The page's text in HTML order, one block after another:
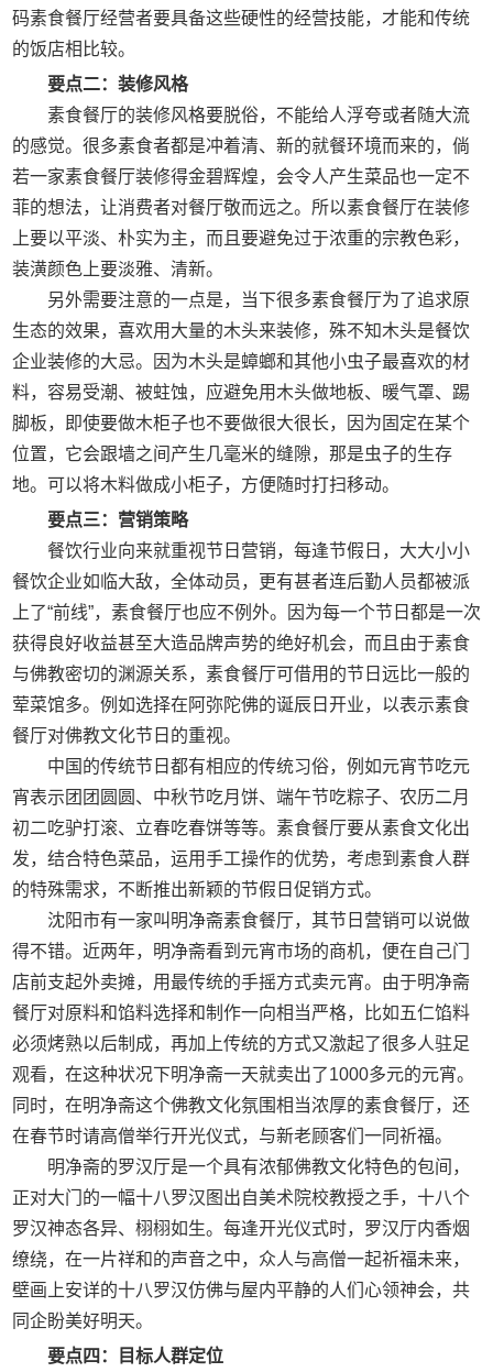
码素食餐厅经营者要具备这些硬性的经营技能，才能和传统
的饭店相比较。
要点二：装修风格
素食餐厅的装修风格要脱俗，不能给人浮夸或者随大流
的感觉。很多素食者都是冲着清、新的就餐环境而来的，倘
若一家素食餐厅装修得金碧辉煌，会令人产生菜品也一定不
菲的想法，让消费者对餐厅敬而远之。所以素食餐厅在装修
上要以平淡、朴实为主，而且要避免过于浓重的宗教色彩，
装潢颜色上要淡雅、清新。
另外需要注意的一点是，当下很多素食餐厅为了追求原
生态的效果，喜欢用大量的木头来装修，殊不知木头是餐饮
企业装修的大忌。因为木头是蟑螂和其他小虫子最喜欢的材
料，容易受潮、被蛀蚀，应避免用木头做地板、暖气罩、踢
脚板，即使要做木柜子也不要做很大很长，因为固定在某个
位置，它会跟墙之间产生几毫米的缝隙，那是虫子的生存
地。可以将木料做成小柜子，方便随时打扫移动。
要点三：营销策略
餐饮行业向来就重视节日营销，每逢节假日，大大小小
餐饮企业如临大敌，全体动员，更有甚者连后勤人员都被派
上了“前线”，素食餐厅也应不例外。因为每一个节日都是一次
获得良好收益甚至大造品牌声势的绝好机会，而且由于素食
与佛教密切的渊源关系，素食餐厅可借用的节日远比一般的
荤菜馆多。例如选择在阿弥陀佛的诞辰日开业，以表示素食
餐厅对佛教文化节日的重视。
中国的传统节日都有相应的传统习俗，例如元宵节吃元
宵表示团团圆圆、中秋节吃月饼、端午节吃粽子、农历二月
初二吃驴打滚、立春吃春饼等等。素食餐厅要从素食文化出
发，结合特色菜品，运用手工操作的优势，考虑到素食人群
的特殊需求，不断推出新颖的节假日促销方式。
沈阳市有一家叫明净斋素食餐厅，其节日营销可以说做
得不错。近两年，明净斋看到元宵市场的商机，便在自己门
店前支起外卖摊，用最传统的手摇方式卖元宵。由于明净斋
餐厅对原料和馅料选择和制作一向相当严格，比如五仁馅料
必须烤熟以后制成，再加上传统的方式又激起了很多人驻足
观看，在这种状况下明净斋一天就卖出了1000多元的元宵。
同时，在明净斋这个佛教文化氛围相当浓厚的素食餐厅，还
在春节时请高僧举行开光仪式，与新老顾客们一同祈福。
明净斋的罗汉厅是一个具有浓郁佛教文化特色的包间，
正对大门的一幅十八罗汉图出自美术院校教授之手，十八个
罗汉神态各异、栩栩如生。每逢开光仪式时，罗汉厅内香烟
缭绕，在一片祥和的声音之中，众人与高僧一起祈福未来，
壁画上安详的十八罗汉仿佛与屋内平静的人们心领神会，共
同企盼美好明天。
要点四：目标人群定位